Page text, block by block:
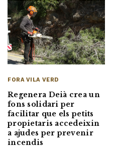
FORA VILA VERD
Regenera Deià crea un
fons solidari per
facilitar que els petits
propietaris accedeixin
a ajudes per prevenir
incendis